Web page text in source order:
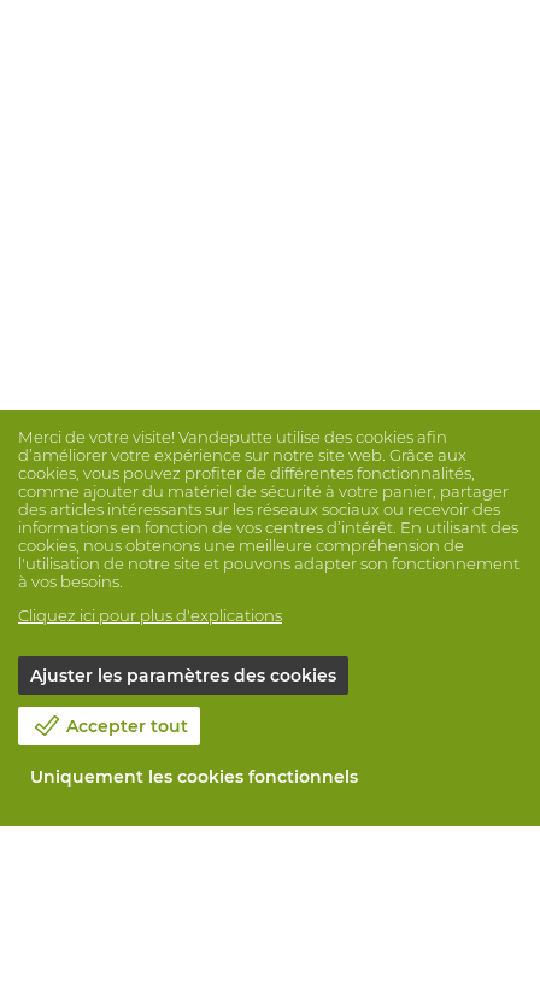
Merci de votre visite! Vandeputte utilise des cookies afin
d’améliorer votre expérience sur notre site web. Grâce aux
cookies, vous pouvez profiter de différentes fonctionnalités,
comme ajouter du matériel de sécurité à votre panier, partager
des articles intéressants sur les réseaux sociaux ou recevoir des
informations en fonction de vos centres d’intérêt. En utilisant des
cookies, nous obtenons une meilleure compréhension de
l'utilisation de notre site et pouvons adapter son fonctionnement
à vos besoins.
Cliquez ici pour plus d'explications
Ajuster les paramètres des cookies
Accepter tout
Uniquement les cookies fonctionnels